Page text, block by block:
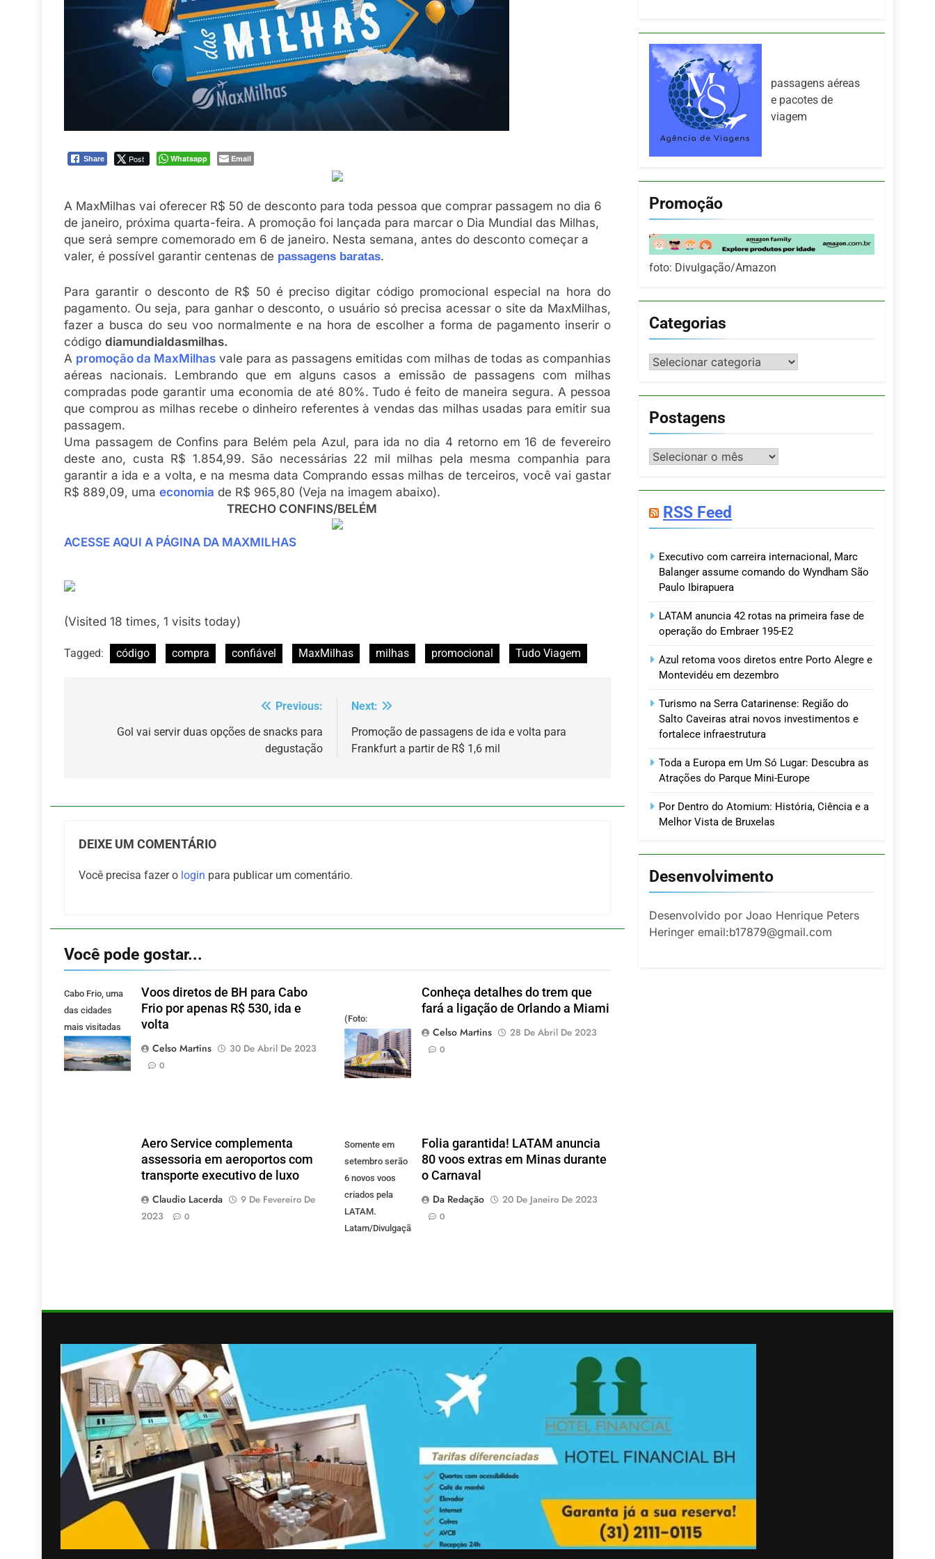
Share Post Whatsapp Email
A MaxMilhas vai oferecer R$ 50 de desconto para toda pessoa que comprar passagem no dia 6
de janeiro, próxima quarta-feira. A promoção foi lançada para marcar o Dia Mundial das Milhas,
que será sempre comemorado em 6 de janeiro. Nesta semana, antes do desconto começar a
valer, é possível garantir centenas de passagens baratas.
Para garantir o desconto de R$ 50 é preciso digitar código promocional especial na hora do
pagamento. Ou seja, para ganhar o desconto, o usuário só precisa acessar o site da MaxMilhas,
fazer a busca do seu voo normalmente e na hora de escolher a forma de pagamento inserir o
código diamundialdasmilhas.
A promoção da MaxMilhas vale para as passagens emitidas com milhas de todas as companhias
aéreas nacionais. Lembrando que em alguns casos a emissão de passagens com milhas
compradas pode garantir uma economia de até 80%. Tudo é feito de maneira segura. A pessoa
que comprou as milhas recebe o dinheiro referentes à vendas das milhas usadas para emitir sua
passagem.
Uma passagem de Confins para Belém pela Azul, para ida no dia 4 retorno em 16 de fevereiro
deste ano, custa R$ 1.854,99. São necessárias 22 mil milhas pela mesma companhia para
garantir a ida e a volta, e na mesma data Comprando essas milhas de terceiros, você vai gastar
R$ 889,09, uma economia de R$ 965,80 (Veja na imagem abaixo).
TRECHO CONFINS/BELÉM
ACESSE AQUI A PÁGINA DA MAXMILHAS
(Visited 18 times, 1 visits today)
Tagged: código compra confiável MaxMilhas milhas promocional Tudo Viagem
Previous:
Gol vai servir duas opções de snacks para
degustação
Next:
Promoção de passagens de ida e volta para
Frankfurt a partir de R$ 1,6 mil
DEIXE UM COMENTÁRIO
Você precisa fazer o login para publicar um comentário.
Você pode gostar...
Cabo Frio, uma
das cidades
mais visitadas
pelos mineiros.
(Foto: Pixabay).
Voos diretos de BH para Cabo
Frio por apenas R$ 530, ida e
volta
Celso Martins
30 De Abril De 2023
0
(Foto:
divulgação)
Conheça detalhes do trem que
fará a ligação de Orlando a Miami
Celso Martins
28 De Abril De 2023
0
Aero Service complementa
assessoria em aeroportos com
transporte executivo de luxo
Claudio Lacerda
9 De Fevereiro De
2023
0
Somente em
setembro serão
6 novos voos
criados pela
LATAM.
Latam/Divulgação)
Folia garantida! LATAM anuncia
80 voos extras em Minas durante
o Carnaval
Da Redação
20 De Janeiro De 2023
0
passagens aéreas
e pacotes de
viagem
Promoção
foto: Divulgação/Amazon
Categorias
Categorias
Postagens
Postagens
RSS Feed
Executivo com carreira internacional, Marc
Balanger assume comando do Wyndham São
Paulo Ibirapuera
LATAM anuncia 42 rotas na primeira fase de
operação do Embraer 195-E2
Azul retoma voos diretos entre Porto Alegre e
Montevidéu em dezembro
Turismo na Serra Catarinense: Região do
Salto Caveiras atrai novos investimentos e
fortalece infraestrutura
Toda a Europa em Um Só Lugar: Descubra as
Atrações do Parque Mini-Europe
Por Dentro do Atomium: História, Ciência e a
Melhor Vista de Bruxelas
Desenvolvimento
Desenvolvido por Joao Henrique Peters
Heringer email:b17879@gmail.com